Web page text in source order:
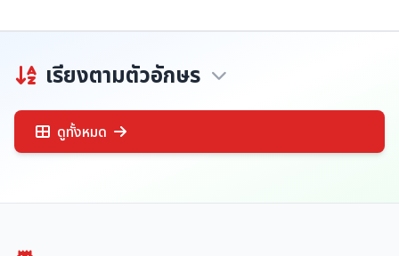
เรียงตามตัวอักษร
ดูทั้งหมด